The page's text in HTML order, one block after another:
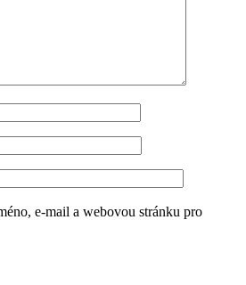
e-mail a webovou stránku pro